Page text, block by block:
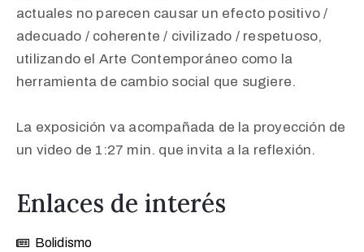
actuales no parecen causar un efecto positivo /
adecuado / coherente / civilizado / respetuoso,
utilizando el Arte Contemporáneo como la
herramienta de cambio social que sugiere.
La exposición va acompañada de la proyección de
un video de 1:27 min. que invita a la reflexión.
Enlaces de interés
Bolidismo